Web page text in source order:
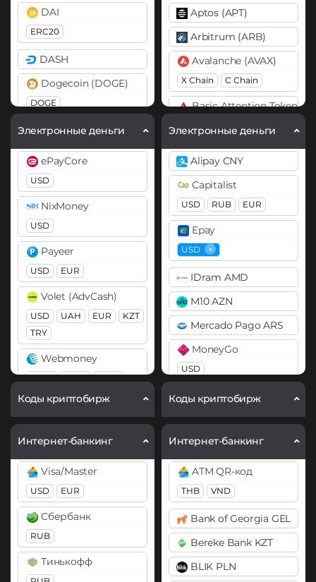
DAI
ERC20
DASH
Dogecoin (DOGE)
DOGE
Polkadot (DOT)
DOT
Ethereum (ETH)
BEP20 ERC20 ARB
Ethereum Classic (ETC)
Gram (Toncoin)
ICON (ICX)
Litecoin (LTC)
Monero (XMR)
NEO
Qtum
SOL
Tezos (XTZ)
Tron (TRX)
TrueUSD (TUSD)
ERC20 TRC20
USD Coin (USDC)
Электронные деньги
ePayCore
USD
NixMoney
USD
Payeer
USD EUR
Volet (AdvCash)
USD UAH EUR
KZT
TRY
Webmoney
WMZ WME WMT
Коды криптобирж
Интернет-банкинг
Visa/Master
USD EUR
Сбербанк
RUB
Тинькофф
Aptos (APT)
Arbitrum (ARB)
Avalanche (AVAX)
X Chain C Chain
Basic Attention Token
Binance Coin (BNB)
BEP20 BEP2
Bitcoin (BTC)
BTC BEP20
Lightning
OP
ARB
Bitcoin Cash (BCH)
Bitcoin SV (BSV)
BitTorrent (BTT)
Cardano (ADA)
Chainlink (LINK)
BEP20 ERC20
Chiliz (CHZ)
Compound (COMP)
Cronos (CRO)
Curve (CRV)
DAI
ERC20
DASH
Электронные деньги
Alipay CNY
Capitalist
USD RUB EUR
Epay
USD ×
IDram AMD
M10 AZN
Mercado Pago ARS
MoneyGo
USD
Neteller
Payoneer
USD EUR
PayPal
USD EUR GBP
CAD
AUD
PaySera
USD EUR
Коды криптобирж
Интернет-банкинг
ATM QR-код
THB VND
Bank of Georgia GEL
Bereke Bank KZT
BLIK PLN